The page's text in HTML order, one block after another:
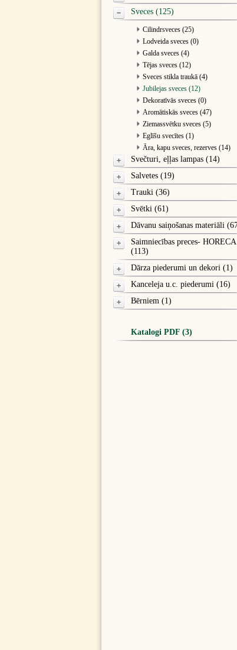
Sveces (125)
Cilindrsveces (25)
Lodveida sveces (0)
Galda sveces (4)
Tējas sveces (12)
Sveces stikla traukā (4)
Jubilejas sveces (12)
Dekoratīvās sveces (0)
Aromātiskās sveces (47)
Ziemassvētku sveces (5)
Eglīšu svecītes (1)
Āra, kapu sveces, rezerves (14)
Svečturi, eļļas lampas (14)
Salvetes (19)
Trauki (36)
Svētki (61)
Dāvanu saiņošanas materiāli
Saimniecības preces- HORECA
(113)
Dārza piederumi un dekori (1)
Kanceleja u.c. piederumi (16)
Bērniem (1)
Katalogi PDF (3)